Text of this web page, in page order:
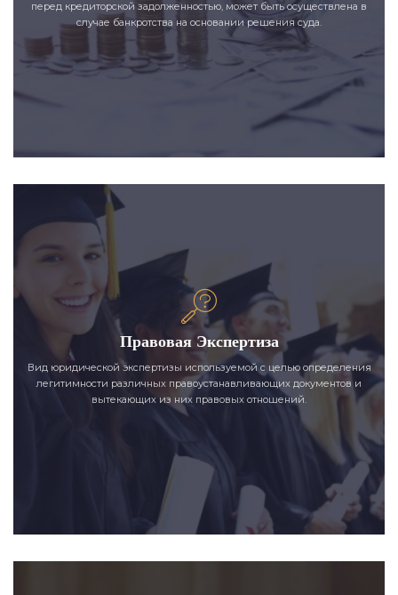
перед кредиторской задолженностью, может быть осуществлена в
случае банкротства на основании решения суда.
Правовая Экспертиза
Вид юридической экспертизы используемой с целью определения
легитимности различных правоустанавливающих документов и
вытекающих из них правовых отношений.